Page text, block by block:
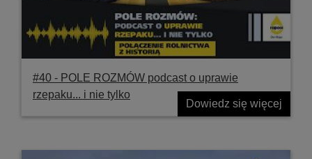
#40 ‐ POLE ROZMÓW podcast o uprawie
rzepaku... i nie tylko
Dowiedz się więcej